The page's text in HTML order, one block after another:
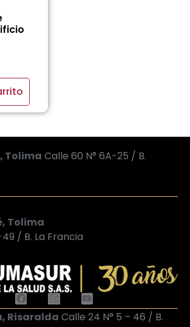
Tolima Calle 60 N° 6A-25 / B.
Tolima
/ B. La Francia
Risaralda Calle 24 N° 5 – 46 / B.